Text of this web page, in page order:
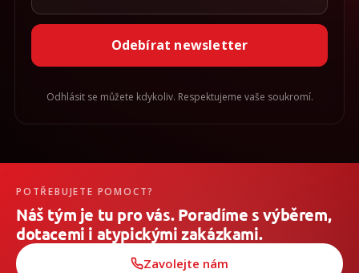
Odebírat newsletter
Odhlásit se můžete kdykoliv. Respektujeme vaše soukromí.
POTŘEBUJETE POMOCT?
Náš tým je tu pro vás. Poradíme s výběrem,
dotacemi i atypickými zakázkami.
Zavolejte nám